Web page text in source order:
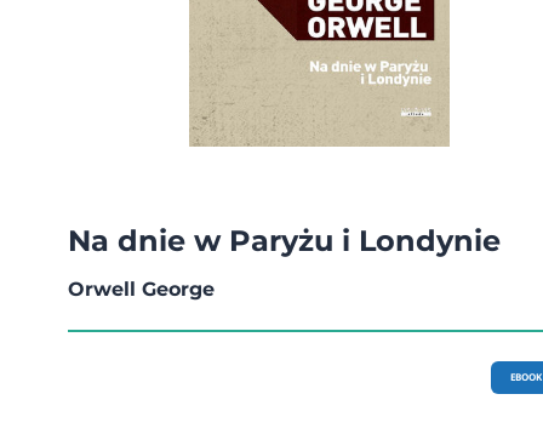
Na dnie w Paryżu i Londynie
Orwell George
EBOOK